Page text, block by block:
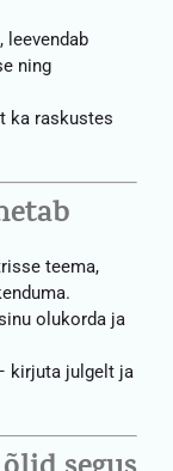
leevendab
ning
ka raskustes
teema,
olukorda ja
kirjuta julgelt ja